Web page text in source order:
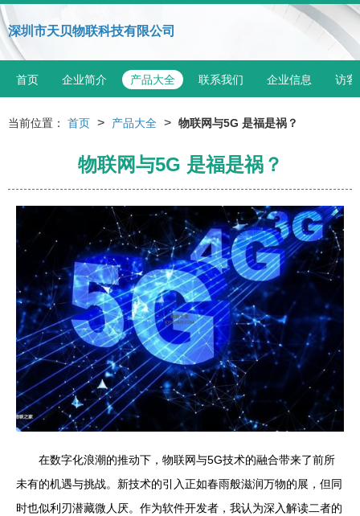
深圳市天贝物联科技有限公司
首页 企业简介 产品大全 联系我们 企业信息 访客
当前位置： 首页 > 产品大全 > 物联网与5G 是福是祸？
物联网与5G 是福是祸？
在数字化浪潮的推动下，物联网与5G技术的融合带来了前所
未有的机遇与挑战。新技术的引入正如春雨般滋润万物的展，但同
时也似利刃潜藏微人厌。作为软件开发者，我认为深入解读二者的